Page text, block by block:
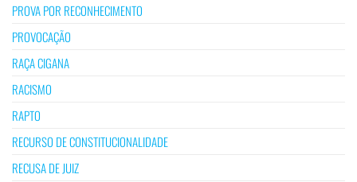
PROVA POR RECONHECIMENTO
PROVOCAÇÃO
RAÇA CIGANA
RACISMO
RAPTO
RECURSO DE CONSTITUCIONALIDADE
RECUSA DE JUIZ